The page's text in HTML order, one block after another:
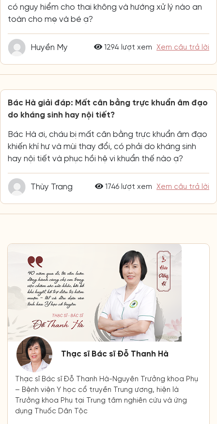
có nguy hiểm cho thai không và hướng xử lý nào an
toàn cho mẹ và bé ạ?
Huyền My 1294 lượt xem Xem câu trả lời
Bác Hà giải đáp: Mất cân bằng trực khuẩn âm đạo
do kháng sinh hay nội tiết?
Bác Hà ơi, cháu bị mất cân bằng trực khuẩn âm đạo
khiến khí hư và mùi thay đổi, có phải do kháng sinh
hay nội tiết và phục hồi hệ vi khuẩn thế nào ạ?
Thùy Trang 1746 lượt xem Xem câu trả lời
Thạc sĩ Bác sĩ Đỗ Thanh Hà
Thạc sĩ Bác sĩ Đỗ Thanh Hà-Nguyên Trưởng khoa Phụ
– Bệnh viện Y học cổ truyền Trung ương, hiện là
Trưởng khoa Phụ tại Trung tâm nghiên cứu và ứng
dụng Thuốc Dân Tộc